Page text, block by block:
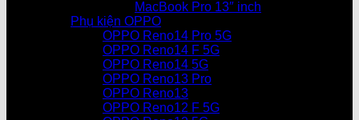
MacBook Pro 13″ inch
Phụ kiện OPPO
OPPO Reno14 Pro 5G
OPPO Reno14 F 5G
OPPO Reno14 5G
OPPO Reno13 Pro
OPPO Reno13
OPPO Reno12 F 5G